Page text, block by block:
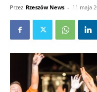
Przez Rzeszów News - 11 maja